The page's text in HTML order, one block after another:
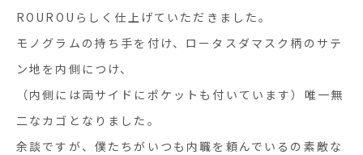
ROUROUらしく仕上げていただきました。
モノグラムの持ち手を付け、ロータスダマスク柄のサテ
ン地を内側につけ、
（内側には両サイドにポケットも付いています）唯一無
二なカゴとなりました。
余談ですが、僕たちがいつも内職を頼んでいるの素敵な